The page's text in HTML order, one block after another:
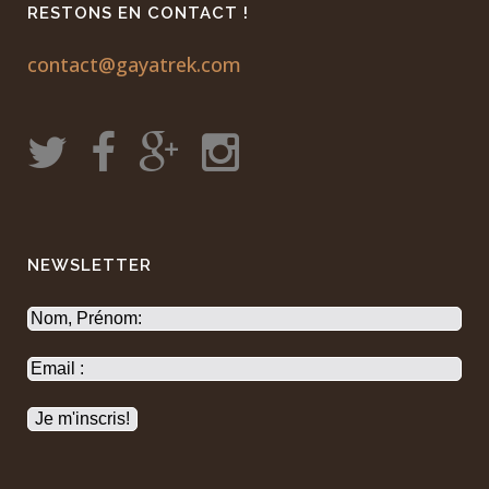
RESTONS EN CONTACT !
contact@gayatrek.com
NEWSLETTER